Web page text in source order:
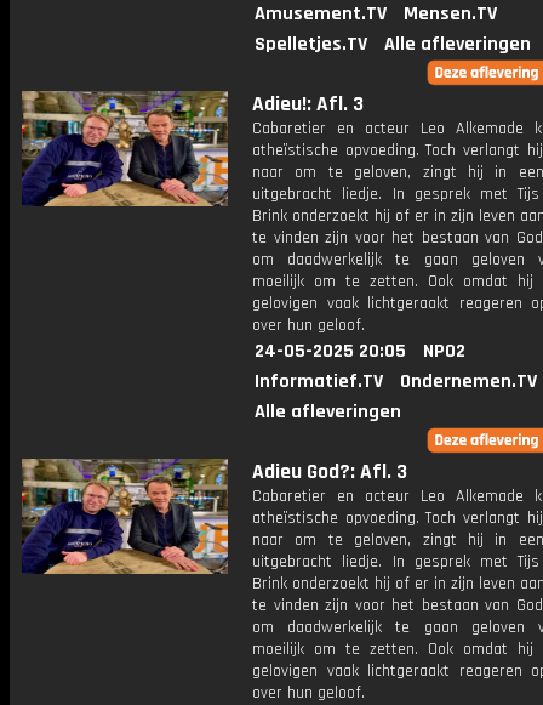
Amusement.TV
Mensen.TV
Spelletjes.TV
Alle afleveringen
Adieu!: Afl. 3
Cabaretier en acteur Leo Alkemade
atheïstische opvoeding. Toch verlangt
naar om te geloven, zingt hij in
uitgebracht liedje. In gesprek met
Brink onderzoekt hij of er in zijn leven
te vinden zijn voor het bestaan van
om daadwerkelijk te gaan geloven
moeilijk om te zetten. Ook omdat hij
gelovigen vaak lichtgeraakt reageren
over hun geloof.
24-05-2025 20:05
NPO2
Informatief.TV
Ondernemen.TV
Alle afleveringen
Adieu God?: Afl. 3
Cabaretier en acteur Leo Alkemade
atheïstische opvoeding. Toch verlangt
naar om te geloven, zingt hij in
uitgebracht liedje. In gesprek met
Brink onderzoekt hij of er in zijn leven
te vinden zijn voor het bestaan van
om daadwerkelijk te gaan geloven
moeilijk om te zetten. Ook omdat hij
gelovigen vaak lichtgeraakt reageren
over hun geloof.